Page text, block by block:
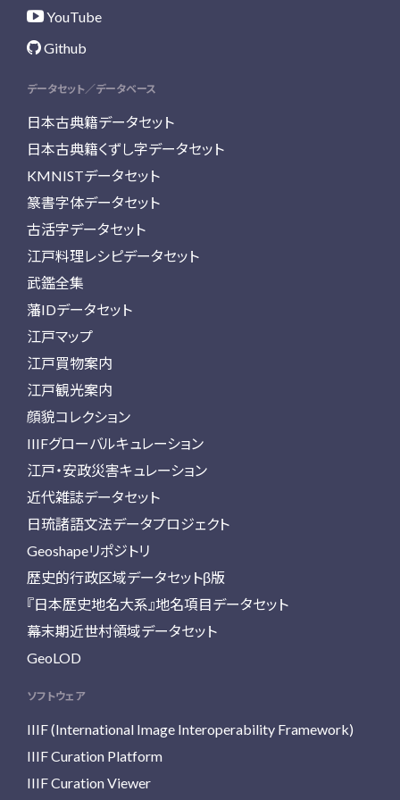
YouTube
Github
データセット／データベース
日本古典籍データセット
日本古典籍くずし字データセット
KMNISTデータセット
篆書字体データセット
古活字データセット
江戸料理レシピデータセット
武鑑全集
藩IDデータセット
江戸マップ
江戸買物案内
江戸観光案内
顔貌コレクション
IIIFグローバルキュレーション
江戸・安政災害キュレーション
近代雑誌データセット
日琉諸語文法データプロジェクト
Geoshapeリポジトリ
歴史的行政区域データセットβ版
『日本歴史地名大系』地名項目データセット
幕末期近世村領域データセット
GeoLOD
ソフトウェア
IIIF (International Image Interoperability Framework)
IIIF Curation Platform
IIIF Curation Viewer